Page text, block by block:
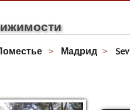
Мадрид